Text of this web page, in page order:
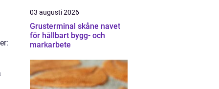
03 augusti 2026
Grusterminal skåne navet
för hållbart bygg- och
markarbete